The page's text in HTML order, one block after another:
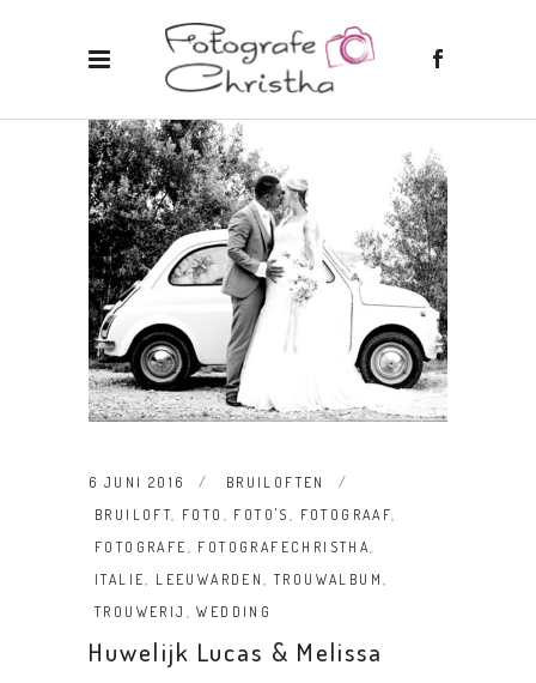
6 JUNI 2016
BRUILOFTEN
BRUILOFT, FOTO , FOTO'S , FOTOGRAAF,
FOTOGRAFE , FOTOGRAFECHRISTHA,
ITALIE, LEEUWARDEN,TROUWALBUM,
TROUWERIJ ,WEDDING
Huwelijk Lucas & Melissa